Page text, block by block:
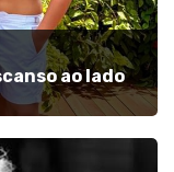
ao lado